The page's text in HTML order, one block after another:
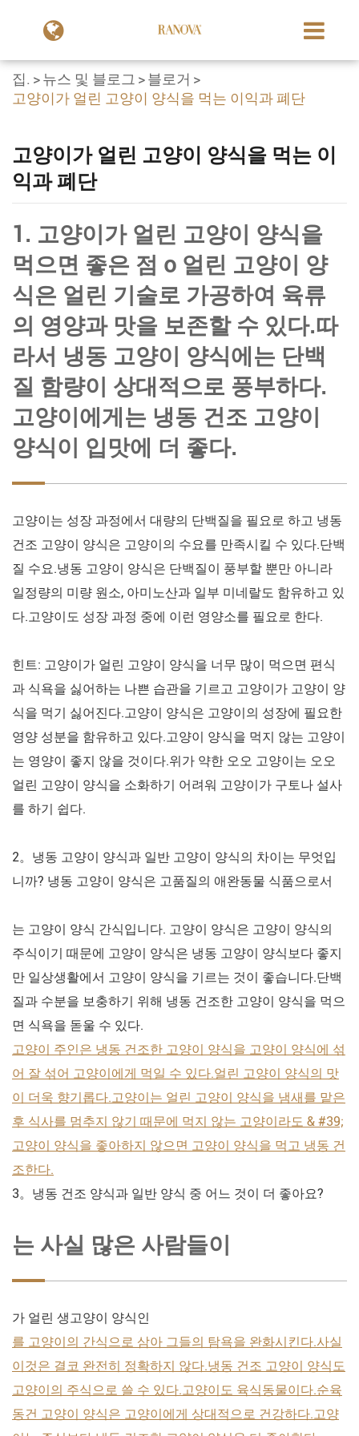
집. 뉴스 및 블로그
블로거
고양이가 얼린 고양이 양식을 먹는 이익과 폐단
고양이가 얼린 고양이 양식을 먹는 이
익과 폐단
1. 고양이가 얼린 고양이 양식을
먹으면 좋은 점 o 얼린 고양이 양
식은 얼린 기술로 가공하여 육류
의 영양과 맛을 보존할 수 있다.따
라서 냉동 고양이 양식에는 단백
질 함량이 상대적으로 풍부하다.
고양이에게는 냉동 건조 고양이
양식이 입맛에 더 좋다.
고양이는 성장 과정에서 대량의 단백질을 필요로 하고 냉동
건조 고양이 양식은 고양이의 수요를 만족시킬 수 있다.단백
질 수요.냉동 고양이 양식은 단백질이 풍부할 뿐만 아니라
일정량의 미량 원소, 아미노산과 일부 미네랄도 함유하고 있
다.고양이도 성장 과정 중에 이런 영양소를 필요로 한다.
힌트: 고양이가 얼린 고양이 양식을 너무 많이 먹으면 편식
과 식욕을 싫어하는 나쁜 습관을 기르고 고양이가 고양이 양
식을 먹기 싫어진다.고양이 양식은 고양이의 성장에 필요한
영양 성분을 함유하고 있다.고양이 양식을 먹지 않는 고양이
는 영양이 좋지 않을 것이다.위가 약한 오오 고양이는 오오
얼린 고양이 양식을 소화하기 어려워 고양이가 구토나 설사
를 하기 쉽다.
2。냉동 고양이 양식과 일반 고양이 양식의 차이는 무엇입
니까? 냉동 고양이 양식은 고품질의 애완동물 식품으로서
는 고양이 양식 간식입니다. 고양이 양식은 고양이 양식의
주식이기 때문에 고양이 양식은 냉동 고양이 양식보다 좋지
만 일상생활에서 고양이 양식을 기르는 것이 좋습니다.단백
질과 수분을 보충하기 위해 냉동 건조한 고양이 양식을 먹으
면 식욕을 돋울 수 있다.
고양이 주인은 냉동 건조한 고양이 양식을 고양이 양식에 섞
어 잘 섞어 고양이에게 먹일 수 있다.얼린 고양이 양식의 맛
이 더욱 향기롭다.고양이는 얼린 고양이 양식을 냄새를 맡은
후 식사를 멈추지 않기 때문에 먹지 않는 고양이라도 & #39;
고양이 양식을 좋아하지 않으면 고양이 양식을 먹고 냉동 건
조한다.
3。냉동 건조 양식과 일반 양식 중 어느 것이 더 좋아요?
는 사실 많은 사람들이
가 얼린 생고양이 양식인
를 고양이의 간식으로 삼아 그들의 탐욕을 완화시킨다.사실
이것은 결코 완전히 정확하지 않다.냉동 건조 고양이 양식도
고양이의 주식으로 쓸 수 있다.고양이도 육식동물이다.순육
동건 고양이 양식은 고양이에게 상대적으로 건강하다.고양